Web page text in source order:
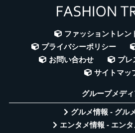
ファッショントレン
プライバシーポリシー
お問い合わせ
プレ
サイトマッ
グループメデ
グルメ情報 - グル
エンタメ情報 - エン